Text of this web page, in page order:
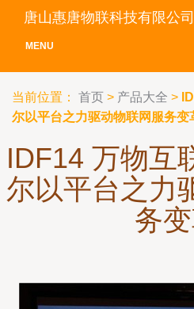
唐山惠唐物联科技有限公司
MENU
当前位置： 首页 > 产品大全 >
尔以平台之力驱动物联网服务变
IDF14 万物互
尔以平台之力
务